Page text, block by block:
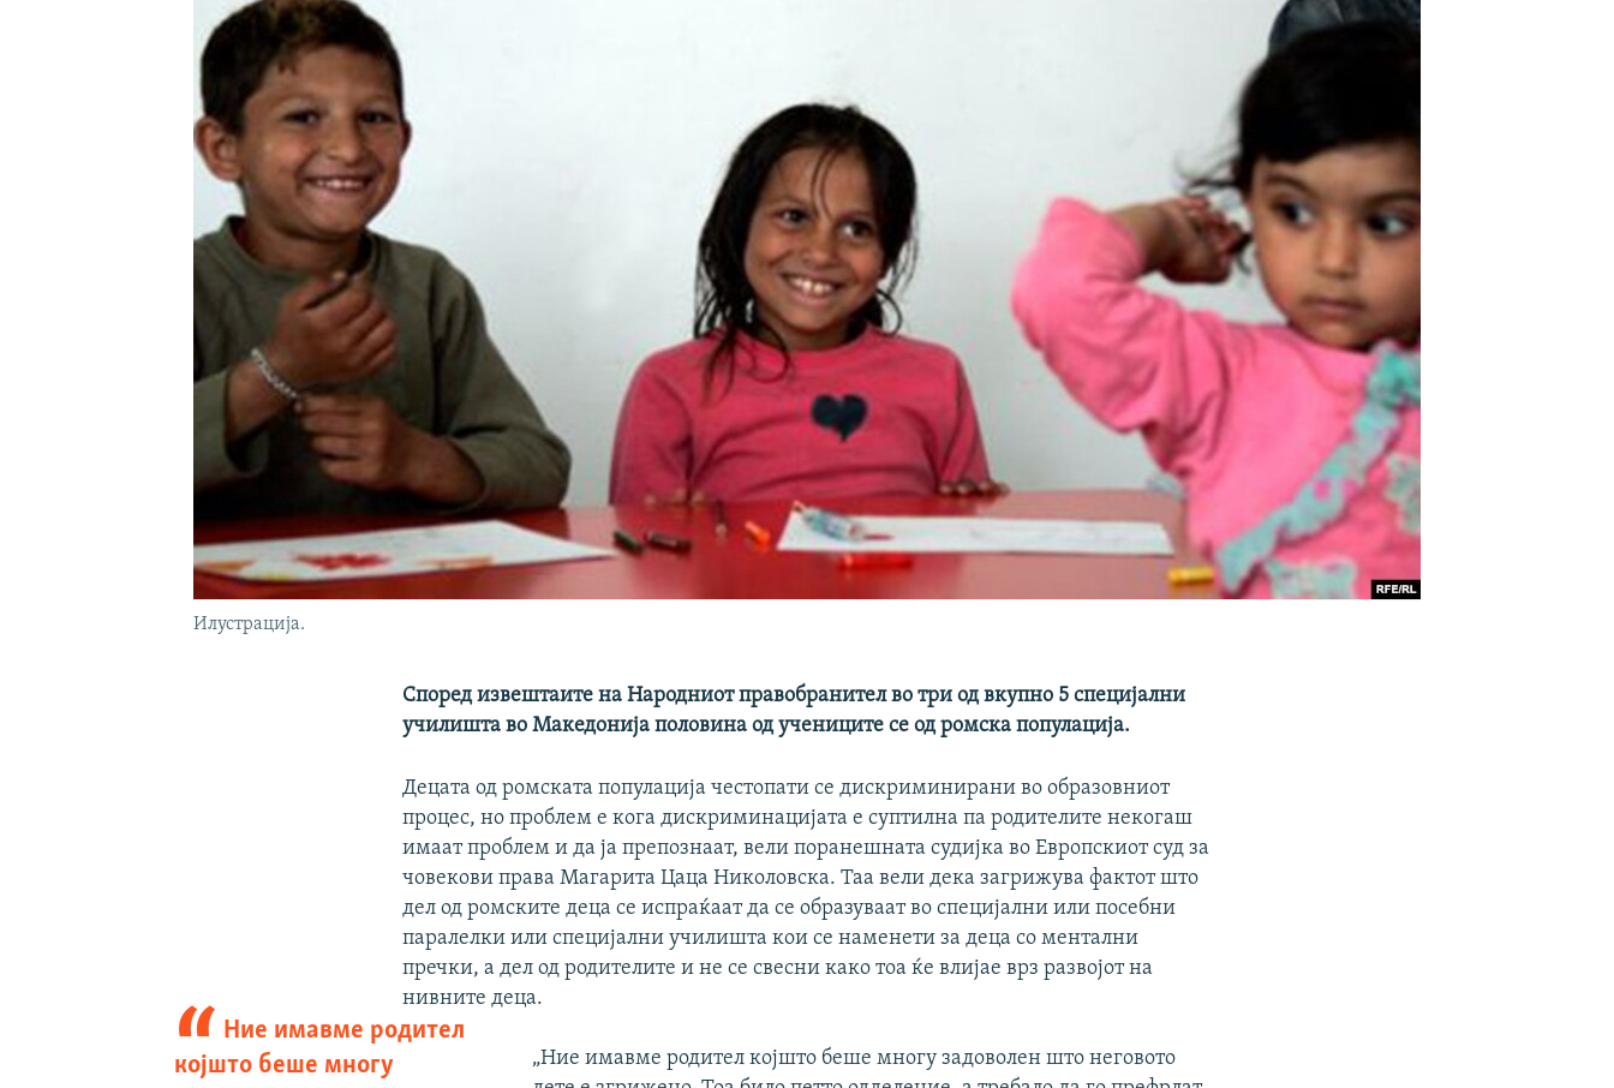
Илустрација.
Според извештаите на Народниот правобранител во три од вкупно 5 специјални
училишта во Македонија половина од учениците се од ромска популација.
Децата од ромската популација честопати се дискриминирани во образовниот
процес, но проблем е кога дискриминацијата е суптилна па родителите некогаш
имаат проблем и да ја препознаат, вели поранешната судијка во Европскиот суд за
човекови права Магарита Цаца Николовска. Таа вели дека загрижува фактот што
дел од ромските деца се испраќаат да се образуваат во специјални или посебни
паралелки или специјални училишта кои се наменети за деца со ментални
пречки, а дел од родителите и не се свесни како тоа ќе влијае врз развојот на
нивните деца.
Ние имавме родител
којшто беше многу
„Ние имавме родител којшто беше многу задоволен што неговото